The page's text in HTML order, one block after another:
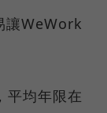
讓WeWork
平均年限在